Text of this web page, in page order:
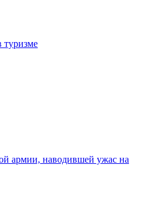
туризме
армии, наводившей ужас на